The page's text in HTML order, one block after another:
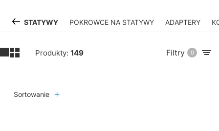
STATYWY POKROWCE NA STATYWY ADAPTERY
Produkty: 149 Filtry 0
Sortowanie